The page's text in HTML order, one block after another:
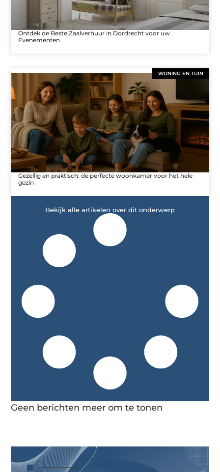
Ontdek de Beste Zaalverhuur in Dordrecht voor uw
Evenementen
WONING EN TUIN
Gezellig en praktisch: de perfecte woonkamer voor het hele
gezin
Bekijk alle artikelen over dit onderwerp
Geen berichten meer om te tonen